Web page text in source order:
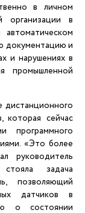
в личном
организации в
документацию и
и нарушениях в
промышленной
которая сейчас
программного
«Это более
руководитель
задача
позволяющий
датчиков в
о состоянии